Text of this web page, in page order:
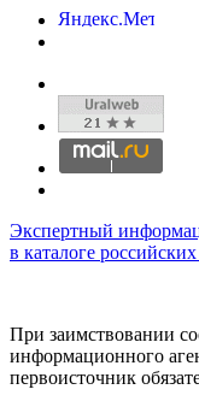
Экспертный
в каталоге
При заимствовании
информационного
первоисточник